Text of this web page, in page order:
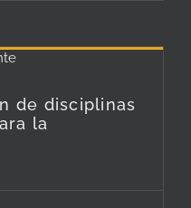
de disciplinas
la